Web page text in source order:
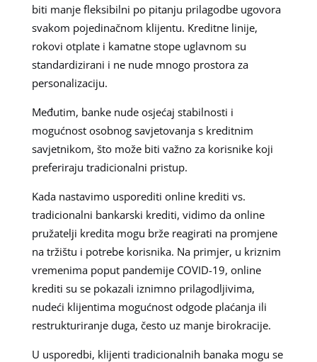
biti manje fleksibilni po pitanju prilagodbe ugovora
svakom pojedinačnom klijentu. Kreditne linije,
rokovi otplate i kamatne stope uglavnom su
standardizirani i ne nude mnogo prostora za
personalizaciju.
Međutim, banke nude osjećaj stabilnosti i
mogućnost osobnog savjetovanja s kreditnim
savjetnikom, što može biti važno za korisnike koji
preferiraju tradicionalni pristup.
Kada nastavimo usporediti online krediti vs.
tradicionalni bankarski krediti, vidimo da online
pružatelji kredita mogu brže reagirati na promjene
na tržištu i potrebe korisnika. Na primjer, u kriznim
vremenima poput pandemije COVID-19, online
krediti su se pokazali iznimno prilagodljivima,
nudeći klijentima mogućnost odgode plaćanja ili
restrukturiranje duga, često uz manje birokracije.
U usporedbi, klijenti tradicionalnih banaka mogu se